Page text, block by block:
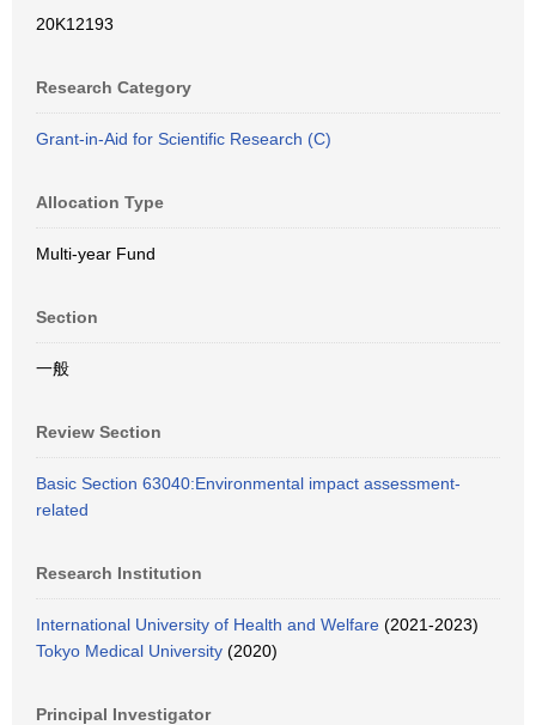
20K12193
Research Category
Grant-in-Aid for Scientific Research (C)
Allocation Type
Multi-year Fund
Section
一般
Review Section
Basic Section 63040:Environmental impact assessment-
related
Research Institution
International University of Health and Welfare (2021-2023)
Tokyo Medical University (2020)
Principal Investigator